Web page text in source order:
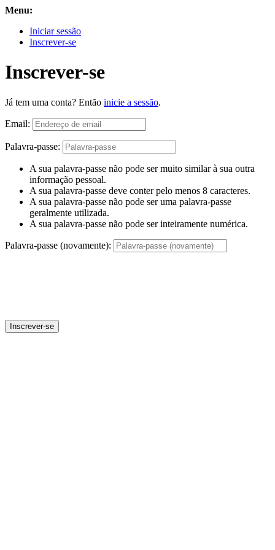
Menu:
Iniciar sessão
Inscrever-se
Inscrever-se
Já tem uma conta? Então inicie a sessão.
Email:
Palavra-passe:
A sua palavra-passe não pode ser muito similar à sua outra
informação pessoal.
A sua palavra-passe deve conter pelo menos 8 caracteres.
A sua palavra-passe não pode ser uma palavra-passe
geralmente utilizada.
A sua palavra-passe não pode ser inteiramente numérica.
Palavra-passe (novamente):
Inscrever-se